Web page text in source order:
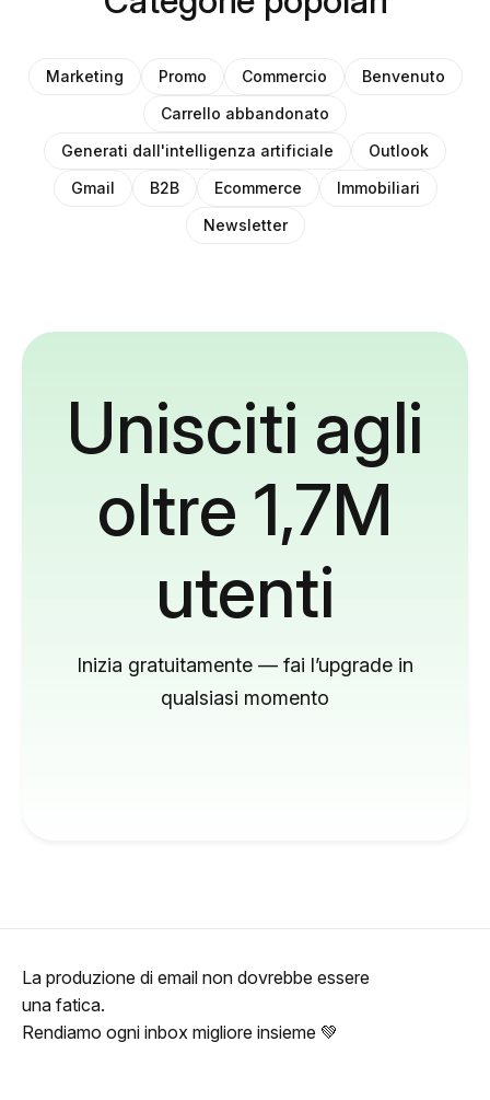
Marketing Promo Commercio
Benvenuto
Carrello abbandonato
Generati dall'intelligenza artificiale
Outlook
Gmail
B2B Ecommerce
Immobiliari
Newsletter
Unisciti agli
oltre 1,7M
utenti
Inizia gratuitamente — fai l’upgrade in
qualsiasi momento
La produzione di email non dovrebbe essere
una fatica.
Rendiamo ogni inbox migliore insieme 💚